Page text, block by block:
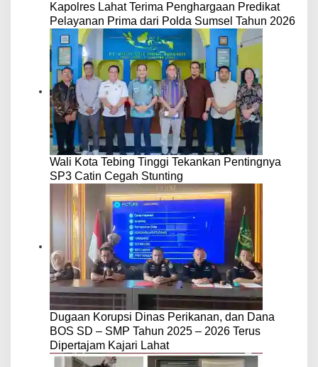
Kapolres Lahat Terima Penghargaan Predikat
Pelayanan Prima dari Polda Sumsel Tahun 2026
Wali Kota Tebing Tinggi Tekankan Pentingnya
SP3 Catin Cegah Stunting
Dugaan Korupsi Dinas Perikanan, dan Dana
BOS SD – SMP Tahun 2025 – 2026 Terus
Dipertajam Kajari Lahat